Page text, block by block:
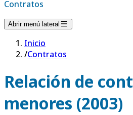
Contratos
Abrir menú lateral
Inicio
/Contratos
Relación de
menores (2003)